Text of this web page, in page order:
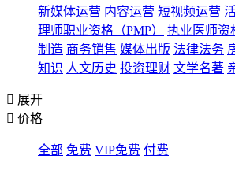
新媒体运营 内容运营 短视频运营
理师职业资格（PMP）
执业医师资
制造 商务销售 媒体出版 法律法务
知识 人文历史 投资理财 文学名著
 展开
 价格
全部 免费 VIP免费 付费